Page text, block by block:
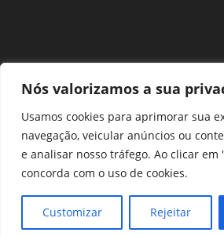
Nós valorizamos a sua
Usamos cookies para aprimorar sua
navegação, veicular anúncios ou
e analisar nosso tráfego. Ao clicar em
concorda com o uso de cookies.
Customizar Rejeitar
Perguntas Frequentes
Transparência e prestação de
Assessoria de Imprensa
Setor de Autarquias Sul 1 Bloco L Edificio
DF, 70070-932 | Telefone: (61) 3218-
Copyright - 2024 CFA | All Rights